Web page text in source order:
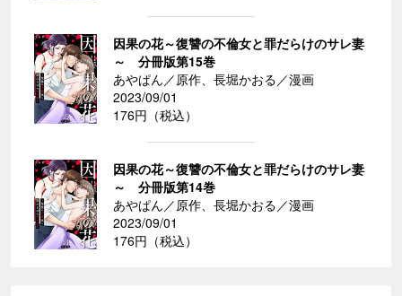
因果の花～復讐の不倫女と罪だらけのサレ妻
～ 分冊版第15巻
あやぱん／原作、長堀かおる／漫画
2023/09/01
176円（税込）
因果の花～復讐の不倫女と罪だらけのサレ妻
～ 分冊版第14巻
あやぱん／原作、長堀かおる／漫画
2023/09/01
176円（税込）